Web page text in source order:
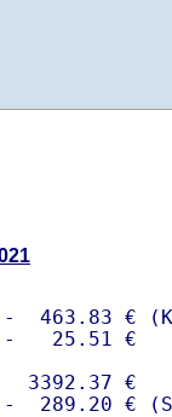
463.83 €
-   25.51 €
3392.37 €
-  289.20 €